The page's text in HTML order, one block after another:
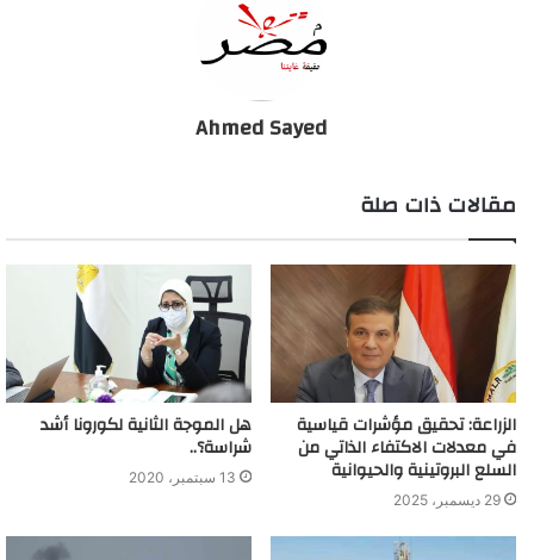
وتواصل وزارة الصحة والسكان رفع استعداداتها بجميع محافظات
الجمهورية، ومتابعة الموقف أولاً بأول بشأن فيروس “كورونا المستجد”،
واتخاذ كافة الإجراءات الوقائية اللازمة ضد أي فيروسات أو أمراض
استفسارات المواطنين بشأن فيروس كورونا المستجد والأمراض
“01553105105”، بالإضافة إلى تطبيق “صحة مصر” المتاح على
الهواتف.
Ahmed Sayed
مقالات ذات صلة
الزراعة: تحقيق مؤشرات قياسية
في معدلات الاكتفاء الذاتي من
السلع البروتينية والحيوانية
29 ديسمبر، 2025
هل الموجة الثانية لكورونا أشد
شراسة؟..
13 سبتمبر، 2020